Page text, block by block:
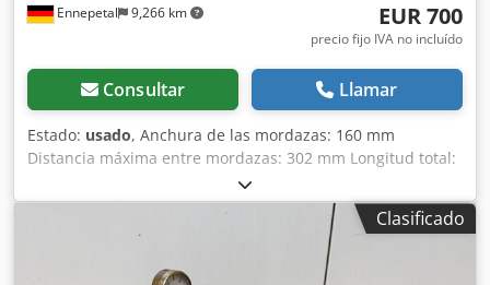
Ennepetal 9,266 km EUR 700
precio fijo IVA no incluído
Consultar Llamar
Estado: usado, Anchura de las mordazas: 160 mm
Distancia máxima entre mordazas: 302 mm Longitud total:
770 mm Peso: aproximadamente 60 kg Tornillo de banco
hidráulico Allmatic 160 con presión de sujeción ajustable
Csdpfx Acozcghxoyjha Longitud total: 770 mm Anchura de
las mordazas: 160 mm Altura de las mordazas: 50 mm
Distancia entre mordazas: 302 mm
Clasificado